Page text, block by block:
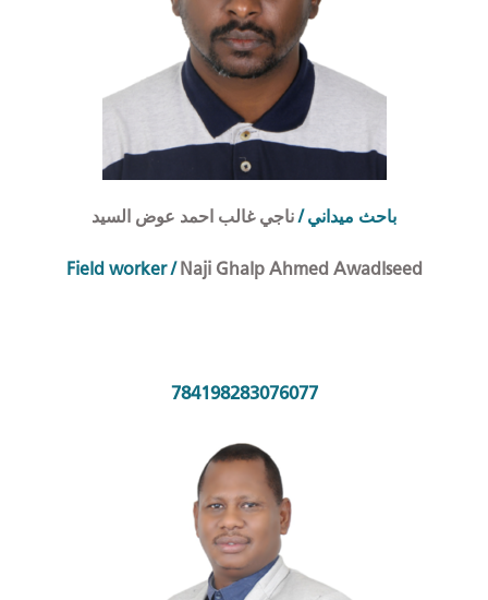
باحث ميداني/ناجي غالب احمد عوض السيد
Field worker /Naji Ghalp Ahmed Awadlseed
784198283076077